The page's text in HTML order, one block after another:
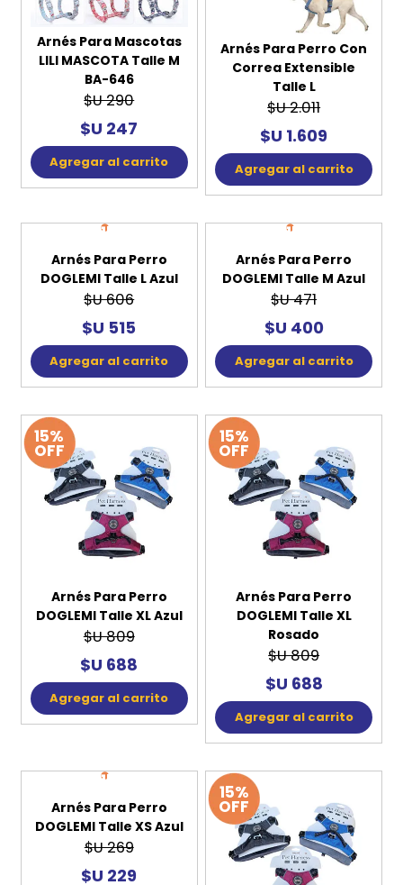
Arnés Para Mascotas
LILI MASCOTA Talle M
BA-646
$U 290
$U 247
Agregar al carrito
Arnés Para Perro Con
Correa Extensible
Talle L
$U 2.011
$U 1.609
Agregar al carrito
OFF
DOGLEMI Talle L Azul
$U 606
$U 515
Agregar al carrito
15%
Arnés Para Perro
DOGLEMI Talle M Azul
$U 471
$U 400
Agregar al carrito
OFF
$U 809
$U 688
Agregar al carrito
OFF
Arnés Para Perro
$U 688
Agregar al carrito